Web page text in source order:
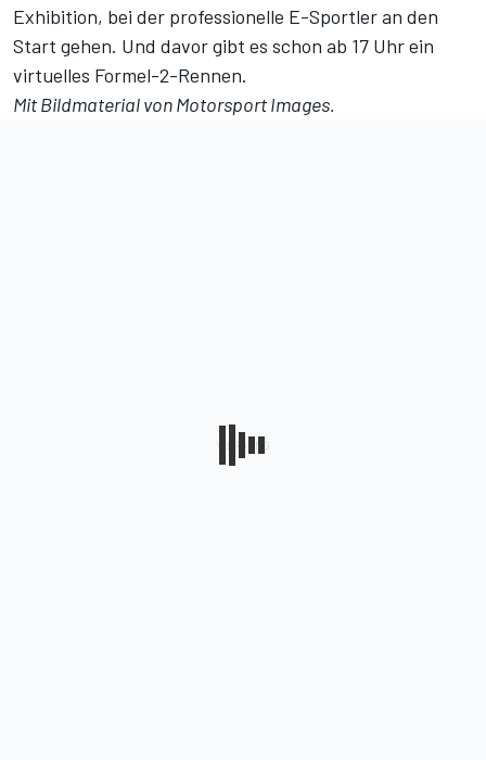
Exhibition, bei der professionelle E-Sportler an den
Start gehen. Und davor gibt es schon ab 17 Uhr ein
virtuelles Formel-2-Rennen.
Mit Bildmaterial von Motorsport Images.